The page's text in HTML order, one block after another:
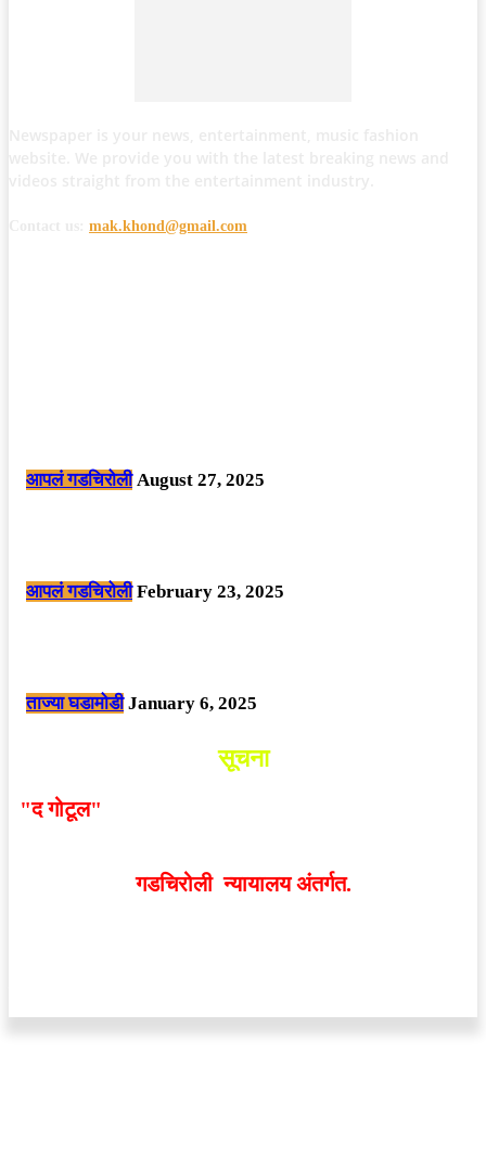
mak.khond@gmail.com
आपलं गडचिरोली August 27, 2025
आपलं गडचिरोली February 23, 2025
ताज्या घडामोडी January 6, 2025
सूचना
"द गोटूल"
गडचिरोली न्यायालय अंतर्गत.